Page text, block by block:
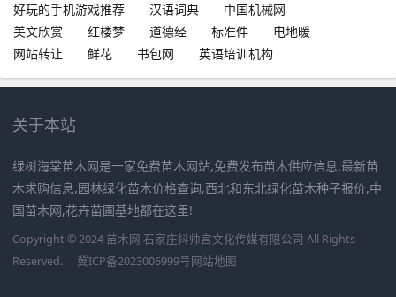
好玩的手机游戏推荐
汉语词典
中国机械网
美文欣赏
红楼梦 道德经 标准件
电地暖
网站转让
鲜花 书包网 英语培训机构
关于本站
绿树海棠苗木网是一家免费苗木网站,免费发布苗木供应信息,最新苗
木求购信息,园林绿化苗木价格查询,西北和东北绿化苗木种子报价,中
国苗木网,花卉苗圃基地都在这里!
Copyright © 2024 苗木网 石家庄抖帅宫文化传媒有限公司 All Rights
Reserved.
冀ICP备2023006999号网站地图